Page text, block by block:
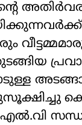
സന്ധ്യ